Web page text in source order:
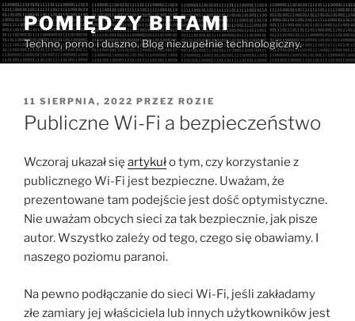
Przejdź
do
treści
POMIĘDZY BITAMI
Techno, porno i duszno. Blog niezupełnie technologiczny.
OPUBLIKOWANE
W
11 SIERPNIA, 2022 PRZEZ ROZIE
Publiczne Wi-Fi a bezpieczeństwo
Wczoraj ukazał się artykuło tym, czy korzystanie z
publicznego Wi-Fi jest bezpieczne. Uważam, że
prezentowane tam podejście jest dość optymistyczne.
Nie uważam obcych sieci za tak bezpiecznie, jak pisze
autor. Wszystko zależy od tego, czego się obawiamy. I
naszego poziomu paranoi.
Na pewno podłączanie do sieci Wi-Fi, jeśli zakładamy
złe zamiary jej właściciela lub innych użytkowników jest